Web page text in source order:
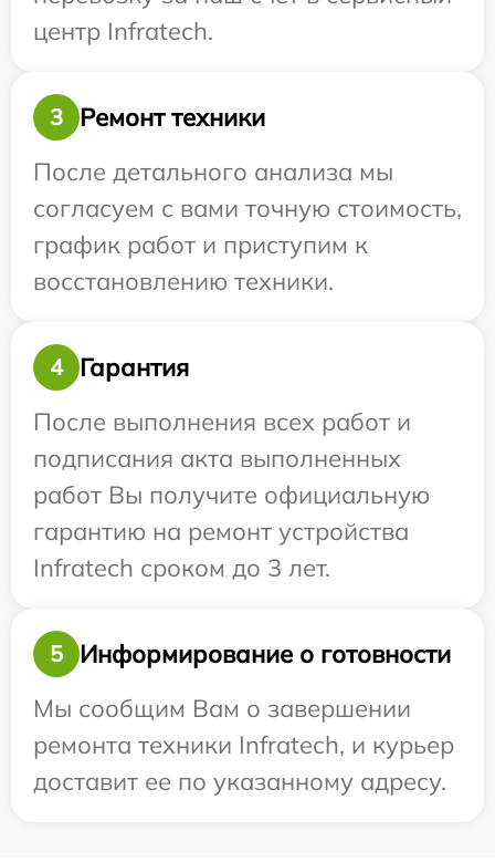
центр Infratech.
3
Ремонт техники
После детального анализа мы
согласуем с вами точную стоимость,
график работ и приступим к
восстановлению техники.
4
Гарантия
После выполнения всех работ и
подписания акта выполненных
работ Вы получите официальную
гарантию на ремонт устройства
Infratech сроком до 3 лет.
5
Информирование о готовности
Мы сообщим Вам о завершении
ремонта техники Infratech, и курьер
доставит ее по указанному адресу.